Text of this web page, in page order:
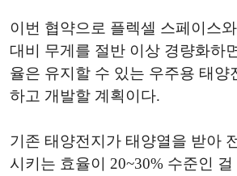
이번 협약으로 플렉셀 스페이스
대비 무게를 절반 이상 경량화하
율은 유지할 수 있는 우주용 태양
하고 개발할 계획이다.
기존 태양전지가 태양열을 받아
시키는 효율이 20~30% 수준인